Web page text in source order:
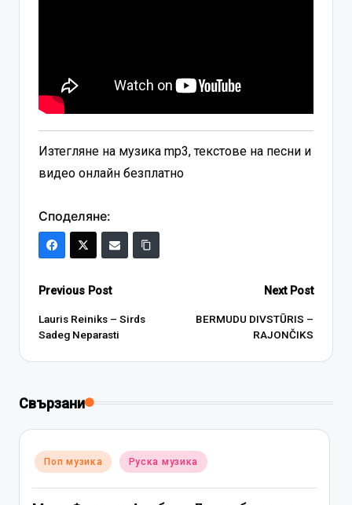
Изтегляне на музика mp3, текстове на песни и
видео онлайн безплатно
Споделяне:
Post
navigation
Previous Post
Lauris Reiniks – Sirds
Sadeg Neparasti
Next Post
BERMUDU DIVSTŪRIS –
RAJONČIKS
Свързани
Posted
in
Поп музика Руска музика